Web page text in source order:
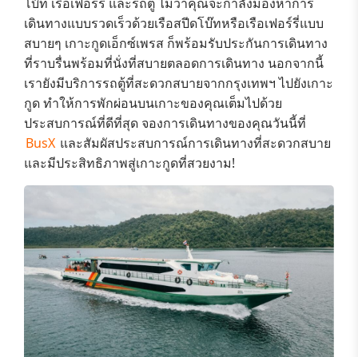
เดินทางแบบรวดเร็วด้วยเรือสปีดโบ๊ทหรือเรือเฟอร์รี่แบบ
สบายๆ เกาะกูดเอ็กซ์เพรส ก็พร้อมรับประกันการเดินทาง
ที่ราบรื่นพร้อมที่นั่งที่สบายตลอดการเดินทาง นอกจากนี้
เรายังมีบริการรถตู้ที่สะดวกสบายจากกรุงเทพฯ ไปยังเกาะ
กูดทำให้การพักผ่อนบนเกาะของคุณเต็มไปด้วย
ประสบการณ์ที่ดีที่สุด จองการเดินทางของคุณวันนี้ที่
BusX และสัมผัสประสบการณ์การเดินทางที่สะดวกสบาย
และมีประสิทธิภาพสู่เกาะกูดที่สวยงาม!